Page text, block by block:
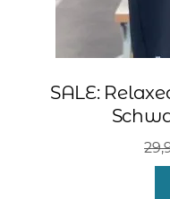
SALE: